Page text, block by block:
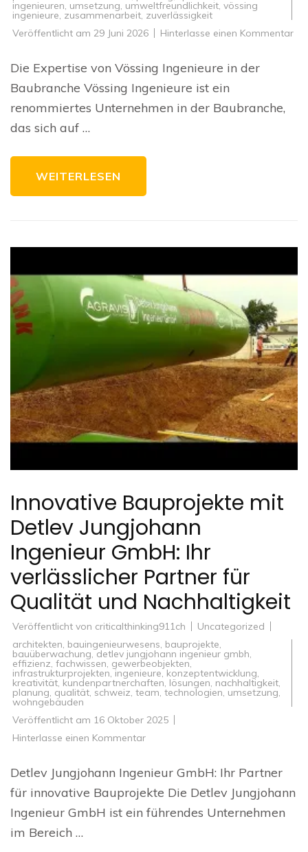
ingenieuren, umsetzung, umweltfreundlichkeit, vössing
ingenieure, zusammenarbeit, zuverlässigkeit
Veröffentlicht am 29 Juni 2026 Hinterlasse einen Kommentarzu
Die Expertise von Vössing Ingenieure in der
Baubranche Vössing Ingenieure ist ein
renommiertes Unternehmen in der Baubranche,
das sich auf …
WEITERLESEN
Innovative Bauprojekte mit
Detlev Jungjohann
Ingenieur GmbH: Ihr
verlässlicher Partner für
Qualität und Nachhaltigkeit
Veröffentlicht von criticalthinking911ch
Uncategorized
architekten, bauingenieurwesens, bauprojekte,
bauüberwachung,detlev jungjohann ingenieur gmbh,
effizienz, fachwissen, gewerbeobjekten,
infrastrukturprojekten,ingenieure, konzeptentwicklung,
kreativität, kundenpartnerchaften, lösungen, nachhaltigkeit,
planung, qualität, schweiz, team, technologien, umsetzung,
wohngebäuden
Veröffentlicht am 16 Oktober 2025
Hinterlasse einen Kommentarzu
mit
Detlev
Jungjohann
Ingenieur
Ihr
Detlev Jungjohann Ingenieur GmbH: Ihr Partner
für innovative Bauprojekte Die Detlev Jungjohann
Ingenieur GmbH ist ein führendes Unternehmen
im Bereich …